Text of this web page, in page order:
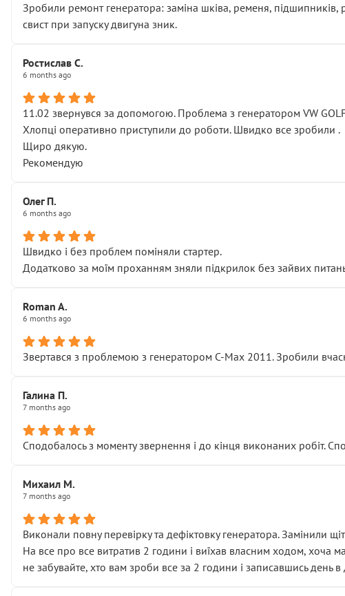
Зробили ремонт генератора: заміна шківа, ременя, підшипників,
свист при запуску двигуна зник.
Ростислав С.
6 months ago
11.02 звернувся за допомогою. Проблема з генератором VW
Хлопці оперативно приступили до роботи. Швидко все зробили .
Щиро дякую.
Рекомендую
Олег П.
6 months ago
Швидко і без проблем поміняли стартер.
Додатково за моїм проханням зняли підкрилок без зайвих
Roman A.
6 months ago
Звертався з проблемою з генератором C-Max 2011. Зробили
Галина П.
7 months ago
Сподобалось з моменту звернення і до кінця виконаних робіт.
Михаил М.
7 months ago
Виконали повну перевірку та дефіктовку генератора. Замінили
На все про все витратив 2 години і виїхав власним ходом, хоча
не забувайте, хто вам зроби все за 2 години і записавшись день в